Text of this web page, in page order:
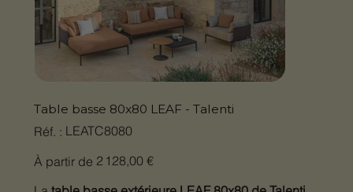
Table basse 80x80 LEAF - Talenti
Réf. : SKU
LEATC8080
LEATC8080
À partir de Prix
2 128,00 €